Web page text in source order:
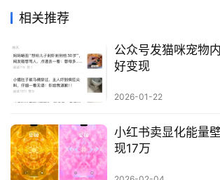
员
区
相关推荐
公众号发猫咪宠物
好变现
2026-01-22
小红书卖显化能量
现17万